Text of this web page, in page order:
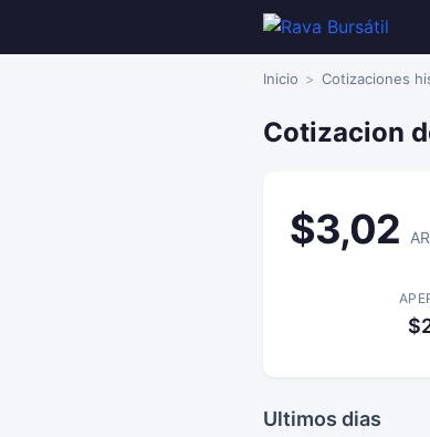
Inicio Cotizaciones
Cotizacion
$3,02
Ultimos dias